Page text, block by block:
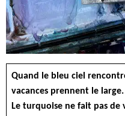
Quand le bleu ciel
vacances prennent le large.
Le turquoise ne fait pas de